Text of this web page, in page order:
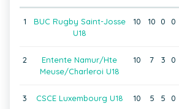
1
BUC Rugby Saint-Josse
U18
10 10 0 0
2
Entente Namur/Hte
Meuse/Charleroi U18
10 7 3 0
3 CSCE Luxembourg U18 10 5 5 0